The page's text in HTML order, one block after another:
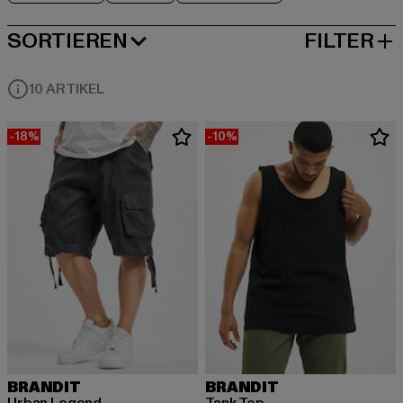
SORTIEREN
BELIEBTESTE FILTER
10 ARTIKEL
-18%
BRANDIT
-10%
BRANDIT